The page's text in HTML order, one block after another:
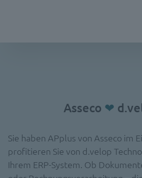
Asseco ❤
Sie haben APplus von Asseco im
profitieren Sie von d.velop
Ihrem ERP-System. Ob